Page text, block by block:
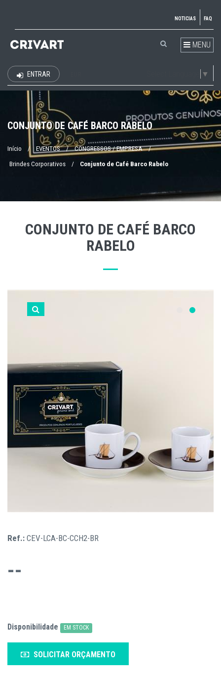
NOTICIAS FAQ
MENU
▼
ENTRAR
CONJUNTO DE CAFÉ BARCO RABELO
Início / EVENTOS / CONGRESSOS / EMPRESA /
Brindes Corporativos / Conjunto de Café Barco Rabelo
CONJUNTO DE CAFÉ BARCO
RABELO
Ref.: CEV-LCA-BC-CCH2-BR
--
Disponibilidade EM STOCK
SOLICITAR ORÇAMENTO